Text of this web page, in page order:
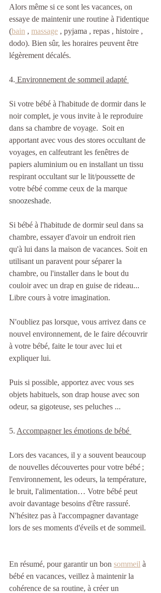
Alors même si ce sont les vacances, on
essaye de maintenir une routine à l'identique
(bain , massage , pyjama , repas , histoire ,
dodo). Bien sûr, les horaires peuvent être
légèrement décalés.
4. Environnement de sommeil adapté
Si votre bébé à l'habitude de dormir dans le
noir complet, je vous invite à le reproduire
dans sa chambre de voyage.  Soit en
apportant avec vous des stores occultant de
voyages, en calfeutrant les fenêtres de
papiers aluminium ou en installant un tissu
respirant occultant sur le lit/poussette de
votre bébé comme ceux de la marque
snoozeshade.
Si bébé à l'habitude de dormir seul dans sa
chambre, essayer d'avoir un endroit rien
qu'à lui dans la maison de vacances. Soit en
utilisant un paravent pour séparer la
chambre, ou l'installer dans le bout du
couloir avec un drap en guise de rideau...
Libre cours à votre imagination.
N'oubliez pas lorsque, vous arrivez dans ce
nouvel environnement, de le faire découvrir
à votre bébé, faite le tour avec lui et
expliquer lui.
Puis si possible, apportez avec vous ses
objets habituels, son drap house avec son
odeur, sa gigoteuse, ses peluches ...
5. Accompagner les émotions de bébé
Lors des vacances, il y a souvent beaucoup
de nouvelles découvertes pour votre bébé ;
l'environnement, les odeurs, la température,
le bruit, l'alimentation… Votre bébé peut
avoir davantage besoins d'être rassuré.
N'hésitez pas à l'accompagner davantage
lors de ses moments d'éveils et de sommeil.
En résumé, pour garantir un bon sommeil à
bébé en vacances, veillez à maintenir la
cohérence de sa routine, à créer un